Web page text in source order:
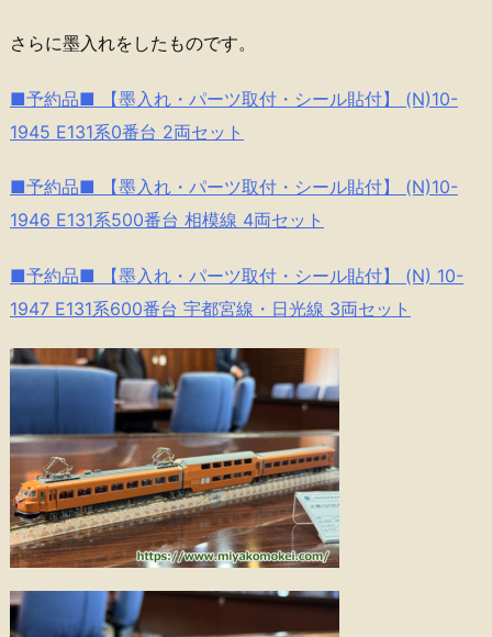
さらに墨入れをしたものです。
■予約品■ 【墨入れ・パーツ取付・シール貼付】 (N)10-
1945 E131系0番台 2両セット
■予約品■ 【墨入れ・パーツ取付・シール貼付】 (N)10-
1946 E131系500番台 相模線 4両セット
■予約品■ 【墨入れ・パーツ取付・シール貼付】 (N) 10-
1947 E131系600番台 宇都宮線・日光線 3両セット